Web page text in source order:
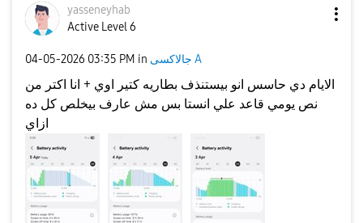
yasseneyhab
Active Level 6
‎04-05-2026 03:35 PM in جالاكسى A
الايام دي حاسس انو بيستنذف بطاريه كتير اوي + انا اكتر من
نص يومي قاعد علي انستا بس مش عارف بيخلص كل ده
ازاي